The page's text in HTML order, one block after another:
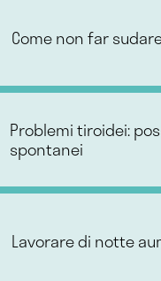
Come non far
Problemi tiroidei:
spontanei
Lavorare di notte